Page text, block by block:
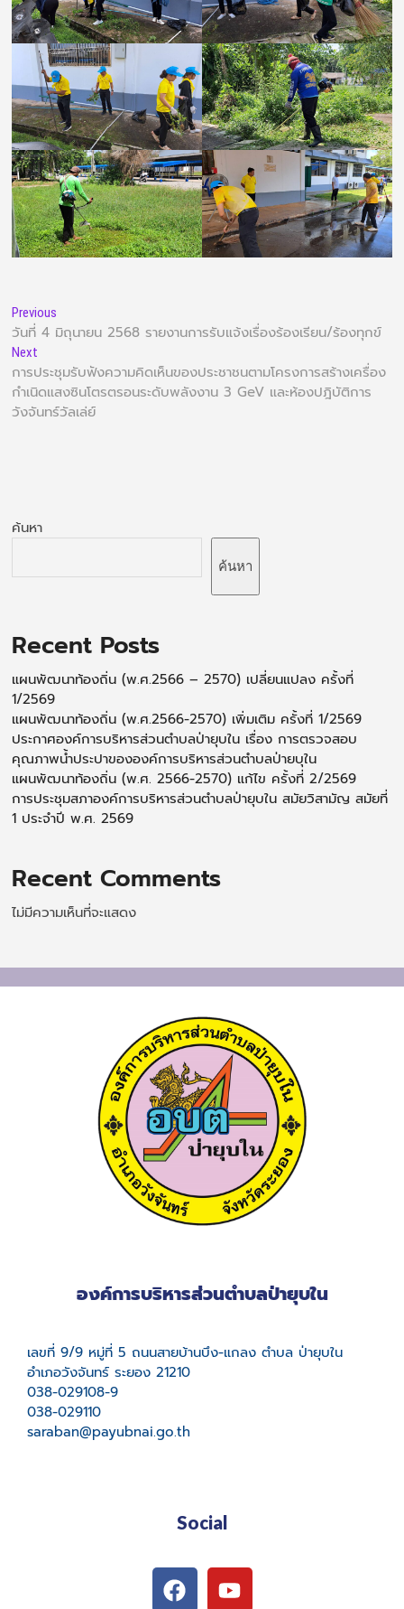
Previous
วันที่ 4 มิถุนายน 2568 รายงานการรับแจ้งเรื่องร้องเรียน/ร้องทุกข์
Next
การประชุมรับฟังความคิดเห็นของประชาชนตามโครงการสร้างเครื่อง
กำเนิดแสงซินโตรตรอนระดับพลังงาน 3 GeV และห้องปฎิบัติการ
วังจันทร์วัลเล่ย์
ค้นหา
ค้นหา
Recent Posts
แผนพัฒนาท้องถิ่น (พ.ศ.2566 – 2570) เปลี่ยนแปลง ครั้งที่
1/2569
แผนพัฒนาท้องถิ่น (พ.ศ.2566-2570) เพิ่มเติม ครั้งที่ 1/2569
ประกาศองค์การบริหารส่วนตำบลป่ายุบใน เรื่อง การตรวจสอบ
คุณภาพน้ำประปาขององค์การบริหารส่วนตำบลป่ายบุใน
แผนพัฒนาท้องถิ่น (พ.ศ. 2566-2570) แก้ไข ครั้งที่ 2/2569
การประชุมสภาองค์การบริหารส่วนตำบลป่ายุบใน สมัยวิสามัญ สมัยที่
1 ประจำปี พ.ศ. 2569
Recent Comments
ไม่มีความเห็นที่จะแสดง
องค์การบริหารส่วนตำบลป่ายุบใน
เลขที่ 9/9 หมู่ที่ 5 ถนนสายบ้านบึง-แกลง ตำบล ป่ายุบใน
อำเภอวังจันทร์ ระยอง 21210
038-029108-9
038-029110
saraban@payubnai.go.th
Social